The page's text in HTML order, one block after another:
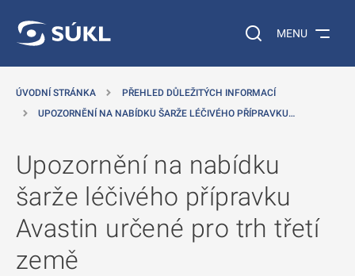
Vyhledávání na
MENU
ÚVODNÍ STRÁNKA
PŘEHLED DŮLEŽITÝCH INFORMACÍ
UPOZORNĚNÍ NA NABÍDKU ŠARŽE LÉČIVÉHO PŘÍPRAVKU…
Upozornění na nabídku
šarže léčivého přípravku
Avastin určené pro trh třetí
země